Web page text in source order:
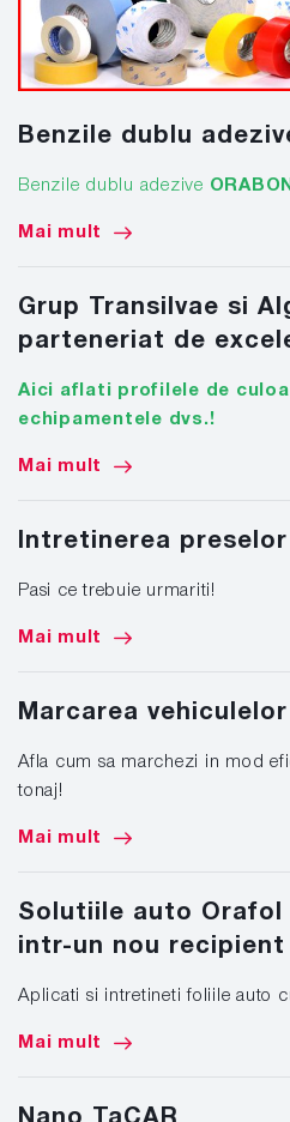
Benzile dublu
Benzile dublu adezive
Mai mult
Grup Transilvae si
parteneriat de
Aici aflati profilele de
echipamentele dvs.!
Mai mult
Intretinerea
Pasi ce trebuie urmariti!
Mai mult
Marcarea vehiculelor
Afla cum sa marchezi in mod
tonaj!
Mai mult
Solutiile auto Orafol
intr-un nou recipient
Aplicati si intretineti foliile auto
Mai mult